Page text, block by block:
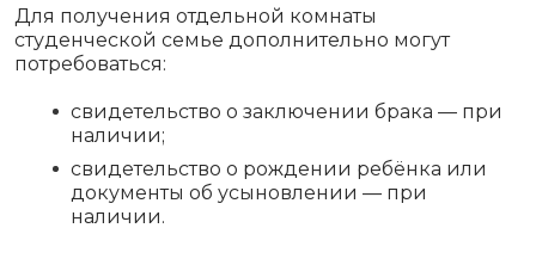
Для получения отдельной комнаты
студенческой семье дополнительно могут
потребоваться:
свидетельство о заключении брака — при
наличии;
свидетельство о рождении ребёнка или
документы об усыновлении — при
наличии.